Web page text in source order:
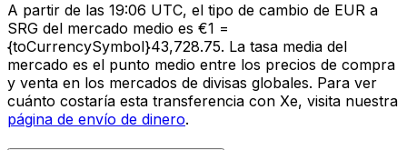
A partir de las 19:06 UTC, el tipo de cambio de EUR a
SRG del mercado medio es €1 =
{toCurrencySymbol}43,728.75. La tasa media del
mercado es el punto medio entre los precios de compra
y venta en los mercados de divisas globales. Para ver
cuánto costaría esta transferencia con Xe, visita nuestra
página de envío de dinero.